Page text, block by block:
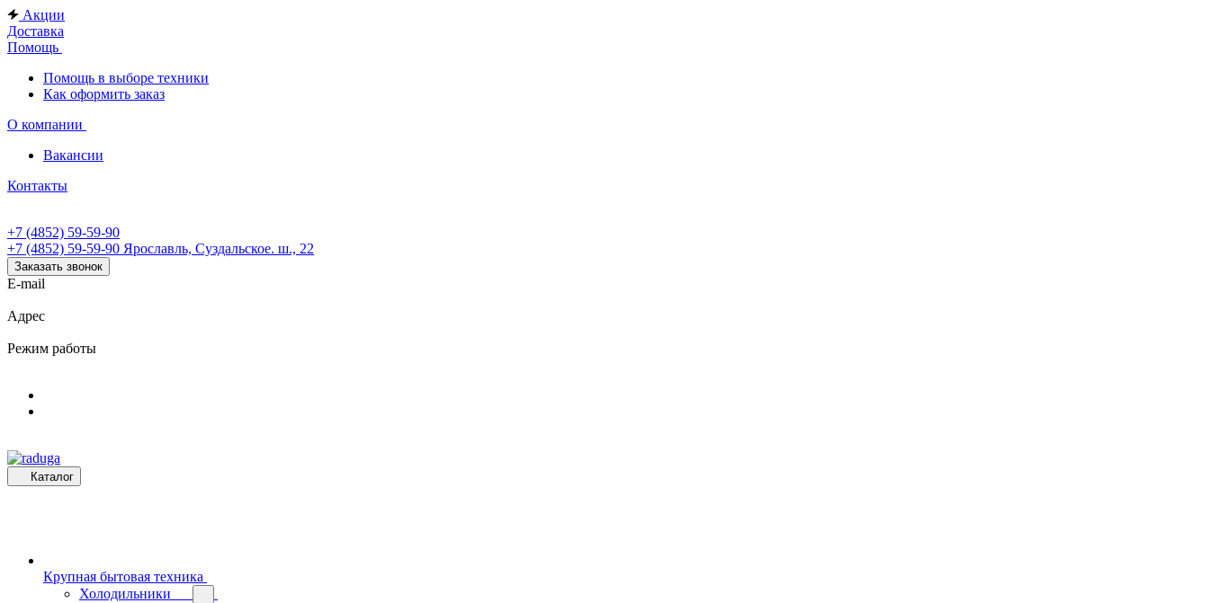
Акции
Доставка
Помощь
Помощь в выборе техники
Как оформить заказ
О компании
Вакансии
Контакты
+7 (4852) 59-59-90
+7 (4852) 59-59-90 Ярославль, Суздальское. ш., 22
Заказать звонок
E-mail
Адрес
Режим работы
Каталог
Крупная бытовая техника
Холодильники